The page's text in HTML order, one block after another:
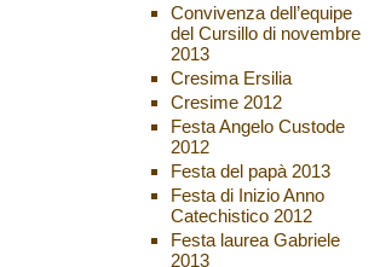
Convivenza dell’equipe
del Cursillo di novembre
2013
Cresima Ersilia
Cresime 2012
Festa Angelo Custode
2012
Festa del papà 2013
Festa di Inizio Anno
Catechistico 2012
Festa laurea Gabriele
2013